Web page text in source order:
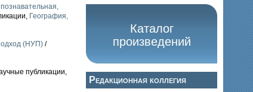
География,
(НУП) /
публикации,
Каталог
произведений
Редакционная коллегия